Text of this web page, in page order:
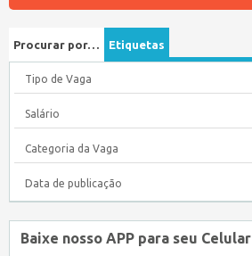
Procurar por… Etiquetas
Tipo de Vaga
Salário
Categoria da Vaga
Data de publicação
Baixe nosso APP para seu Celular